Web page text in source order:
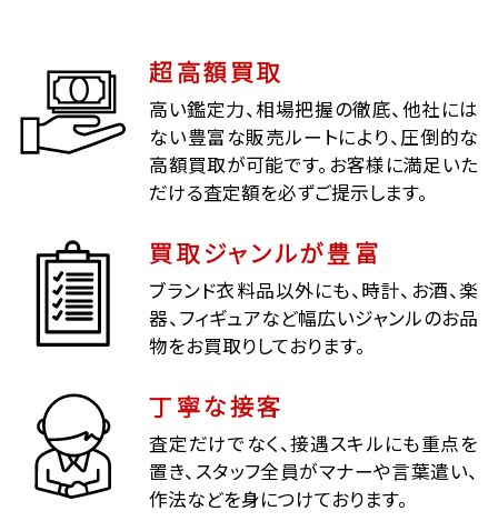
超高額買取
高い鑑定力、相場把握の徹底、他社には
ない豊富な販売ルートにより、圧倒的な
高額買取が可能です。お客様に満足いた
だける査定額を必ずご提示します。
買取ジャンルが豊富
ブランド衣料品以外にも、時計、お酒、楽
器、フィギュアなど幅広いジャンルのお品
物をお買取りしております。
丁寧な接客
査定だけでなく、接遇スキルにも重点を
置き、スタッフ全員がマナーや言葉遣い、
作法などを身につけております。